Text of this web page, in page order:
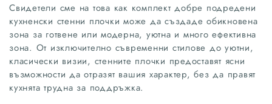
Свидетели сме на това как комплект добре подредени
кухненски стенни плочки може да създаде обикновена
зона за готвене или модерна, уютна и много ефективна
зона. От изключително съвременни стилове до уютни,
класически визии, стенните плочки предоставят ясни
възможности да отразят вашия характер, без да правят
кухнята трудна за поддръжка.